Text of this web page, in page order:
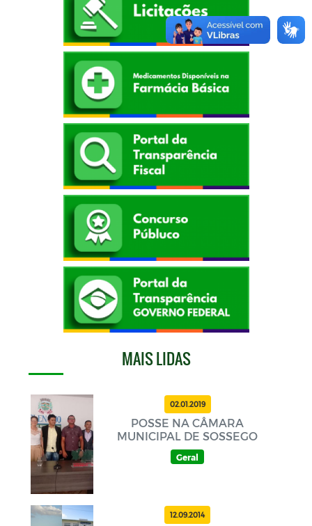
MAIS LIDAS
02.01.2019
POSSE NA CÂMARA
MUNICIPAL DE SOSSEGO
Geral
12.09.2014